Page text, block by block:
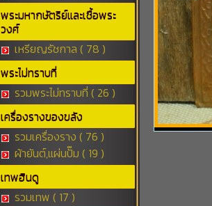
พระมหากษัตริย์และเชื้อพระ
วงศ์
เหรียญรัชกาล ( 78 )
พระไม่ทราบที่
รวมพระไม่ทราบที่ ( 26 )
เครื่องรางของขลัง
รวมเครื่องราง ( 76 )
ผ้ายันต์,แผ่นปั๊ม ( 19 )
เทพฮินดู
รวมเทพ ( 17 )